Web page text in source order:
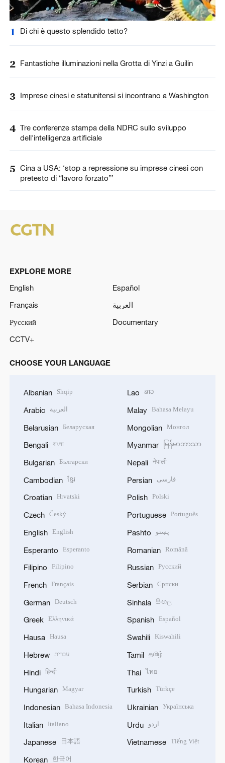
1 Di chi è questo splendido tetto?
2 Fantastiche illuminazioni nella Grotta di Yinzi a Guilin
3 Imprese cinesi e statunitensi si incontrano a Washington
4 Tre conferenze stampa della NDRC sullo sviluppo
dell'intelligenza artificiale
5 Cina a USA: ‘stop a repressione su imprese cinesi con
pretesto di “lavoro forzato”’
EXPLORE MORE
English
Español
Français
العربية
Русский
Documentary
CCTV+
CHOOSE YOUR LANGUAGE
Albanian Shqip
Arabic العربية
Belarusian Беларуская
Bengali বাংলা
Bulgarian Български
Cambodian ខ្មែរ
Croatian Hrvatski
Czech Český
English English
Esperanto Esperanto
Filipino Filipino
French Français
German Deutsch
Greek Ελληνικά
Hausa Hausa
Hebrew עברית
Hindi हिन्दी
Hungarian Magyar
Indonesian Bahasa Indonesia
Italian Italiano
Japanese 日本語
Korean 한국어
Lao ລາວ
Malay Bahasa Melayu
Mongolian Монгол
Myanmar မြန်မာဘာသာ
Nepali नेपाली
Persian فارسی
Polish Polski
Portuguese Português
Pashto پښتو
Romanian Română
Russian Русский
Serbian Српски
Sinhala සිංහල
Spanish Español
Swahili Kiswahili
Tamil தமிழ்
Thai ไทย
Turkish Türkçe
Ukrainian Українська
Urdu اردو
Vietnamese Tiếng Việt